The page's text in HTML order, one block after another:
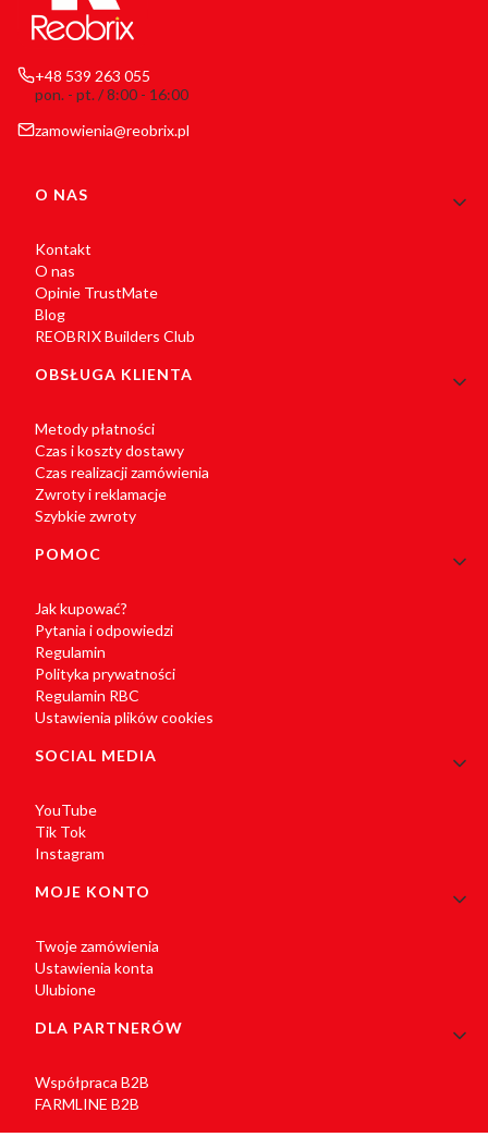
+48 539 263 055
pon. - pt. / 8:00 - 16:00
zamowienia@reobrix.pl
Linki w stopce
O NAS
Kontakt
O nas
Opinie TrustMate
Blog
REOBRIX Builders Club
OBSŁUGA KLIENTA
Metody płatności
Czas i koszty dostawy
Czas realizacji zamówienia
Zwroty i reklamacje
Szybkie zwroty
POMOC
Jak kupować?
Pytania i odpowiedzi
Regulamin
Polityka prywatności
Regulamin RBC
Ustawienia plików cookies
SOCIAL MEDIA
YouTube
Tik Tok
Instagram
MOJE KONTO
Twoje zamówienia
Ustawienia konta
Ulubione
DLA PARTNERÓW
Współpraca B2B
FARMLINE B2B